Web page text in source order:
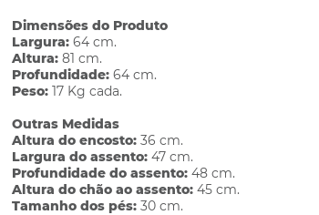
Dimensões do Produto
Largura: 64 cm.
Altura: 81 cm.
Profundidade: 64 cm.
Peso: 17 Kg cada.
Outras Medidas
Altura do encosto: 36 cm.
Largura do assento: 47 cm.
Profundidade do assento: 48 cm.
Altura do chão ao assento: 45 cm.
Tamanho dos pés: 30 cm.